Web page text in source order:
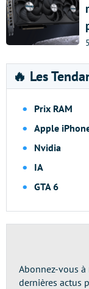
🔥 Les
Prix RAM
Apple
Nvidia
IA
GTA 6
Abonnez-vous
dernières actus